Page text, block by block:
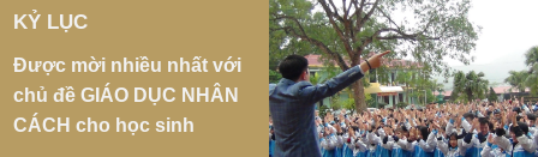
KỶ LỤC
Được mời nhiều nhất với
chủ đề GIÁO DỤC NHÂN
CÁCH cho học sinh